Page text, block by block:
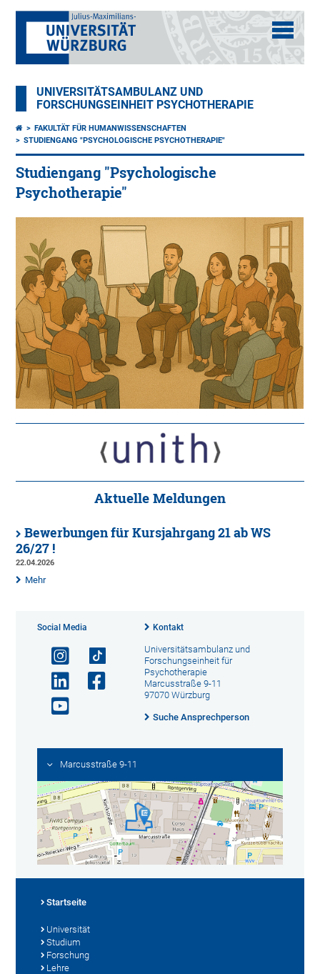
UNIVERSITÄTSAMBULANZ UND
FORSCHUNGSEINHEIT PSYCHOTHERAPIE
FAKULTÄT FÜR HUMANWISSENSCHAFTEN
STUDIENGANG "PSYCHOLOGISCHE PSYCHOTHERAPIE"
Studiengang "Psychologische
Psychotherapie"
Aktuelle Meldungen
Bewerbungen für Kursjahrgang 21 ab WS
26/27 !
22.04.2026
Mehr
Social Media Kontakt
Universitätsambulanz und
Forschungseinheit für
Psychotherapie
Marcusstraße 9-11
97070 Würzburg
Suche Ansprechperson
Marcusstraße 9-11
Startseite
Universität
Studium
Forschung
Lehre